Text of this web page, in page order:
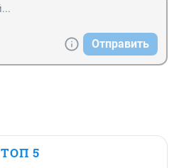
Отправить
ТОП 5